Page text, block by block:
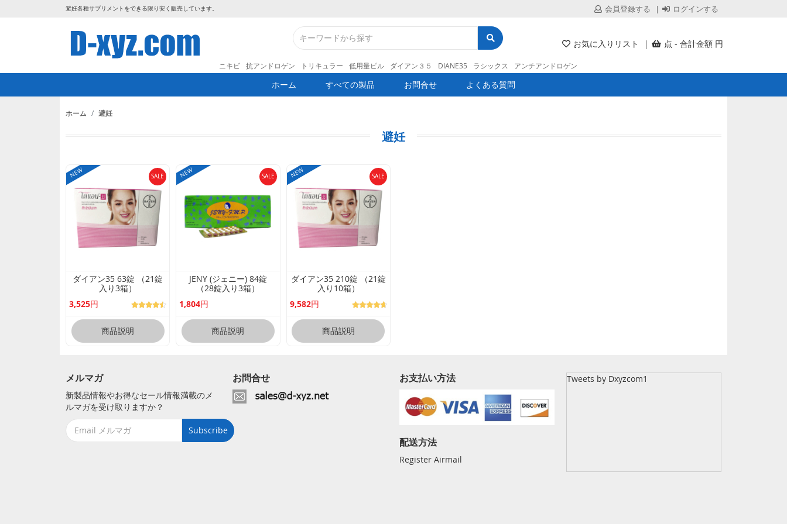
避妊各種サプリメントをできる限り安く販売しています。 会員登録する ログインする
お気に入りリスト 点 - 合計金額 円
ニキビ 抗アンドロゲン トリキュラー 低用量ピル ダイアン３５ DIANE35 ラシックス アンチアンドロゲン
ホーム すべての製品 お問合せ よくある質問
ホーム 避妊
避妊
NEW SALE
ダイアン35 63錠 （21錠
入り3箱）
3,525円
商品説明
NEW SALE
JENY (ジェニー) 84錠
（28錠入り3箱）
1,804円
商品説明
NEW SALE
ダイアン35 210錠 （21錠
入り10箱）
9,582円
商品説明
メルマガ
新製品情報やお得なセール情報満載のメ
ルマガを受け取りますか？
Subscribe
お問合せ お支払い方法
配送方法
Register Airmail
Tweets by Dxyzcom1